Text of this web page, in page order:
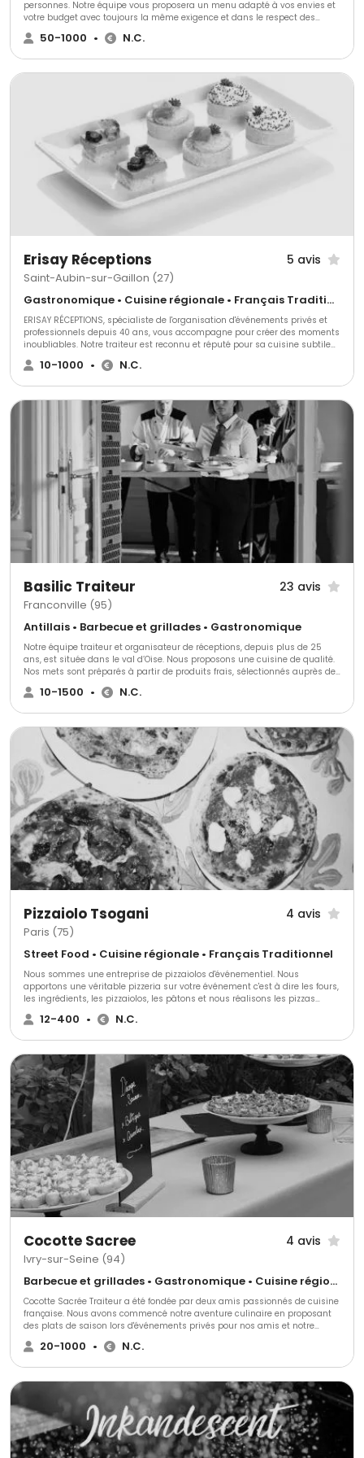
personnes. Notre équipe vous proposera un menu adapté à vos envies et
votre budget avec toujours la même exigence et dans le respect des
produits de saison.
50-1000 • N.C.
Erisay Réceptions 5 avis
Saint-Aubin-sur-Gaillon (27)
Gastronomique • Cuisine régionale • Français Traditionnel
ERISAY RÉCEPTIONS, spécialiste de l'organisation d'événements privés et
professionnels depuis 40 ans, vous accompagne pour créer des moments
inoubliables. Notre traiteur est reconnu et réputé pour sa cuisine subtile
et artisanale, élaborée avec des produits locaux sélectionnés avec soin et
à la hauteur de vos attentes. Nous vous proposons différentes prestations
10-1000 • N.C.
Basilic Traiteur 23 avis
Franconville (95)
Antillais • Barbecue et grillades • Gastronomique
Notre équipe traiteur et organisateur de réceptions, depuis plus de 25
ans, est située dans le val d’Oise. Nous proposons une cuisine de qualité.
Nos mets sont préparés à partir de produits frais, sélectionnés auprès de
nos fournisseurs. Notre pâtissier est Meilleur Ouvrier de France. Nos
accords mets et vins ont été établis par un meilleur sommelier de France
10-1500 • N.C.
Pizzaiolo Tsogani 4 avis
Paris (75)
Street Food • Cuisine régionale • Français Traditionnel
Nous sommes une entreprise de pizzaiolos d'événementiel. Nous
apportons une véritable pizzeria sur votre événement c'est à dire les fours,
les ingrédients, les pizzaiolos, les pâtons et nous réalisons les pizzas
devant vos convives tout au long de l'événement !
12-400 • N.C.
Cocotte Sacree 4 avis
Ivry-sur-Seine (94)
Barbecue et grillades • Gastronomique • Cuisine régionale
Cocotte Sacrée Traiteur a été fondée par deux amis passionnés de cuisine
française. Nous avons commencé notre aventure culinaire en proposant
des plats de saison lors d'événements privés pour nos amis et notre
famille. Forts de l'enthousiasme de nos convives, nous avons décidé de
créer notre entreprise de traiteur événementiel.
20-1000 • N.C.